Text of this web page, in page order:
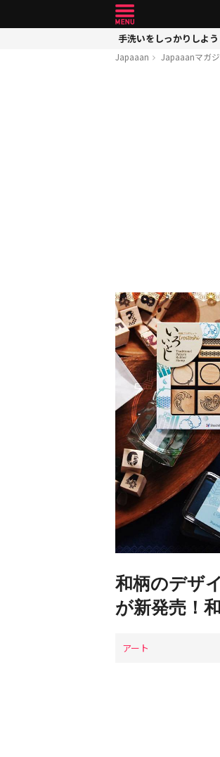
手洗いをしっかりしよ
Japaaan Japaaanマガ
和柄のデザ
が新発売！
アート